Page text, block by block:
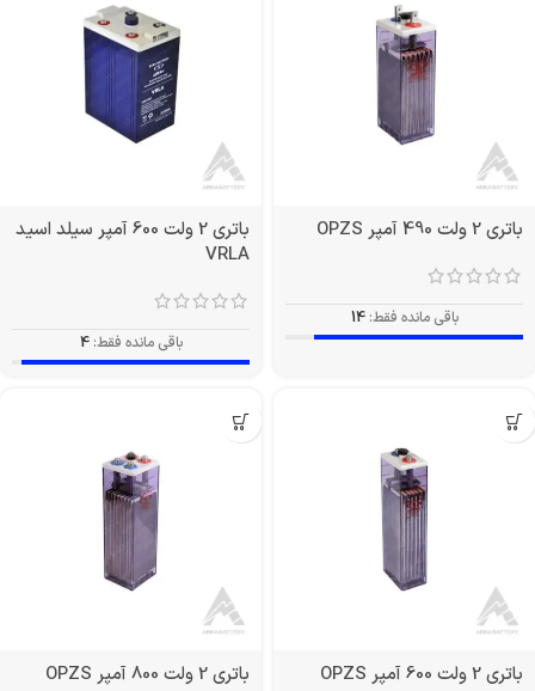
باتری 2 ولت 490 آمپر OPZS
باقی مانده فقط: 14
باتری 2 ولت 600 آمپر سیلد اسید
VRLA
باقی مانده فقط: 4
باتری 2 ولت 600 آمپر OPZS باتری 2 ولت 800 آمپر OPZS